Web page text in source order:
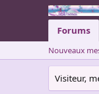
Forums
Nouveaux
Visiteur,